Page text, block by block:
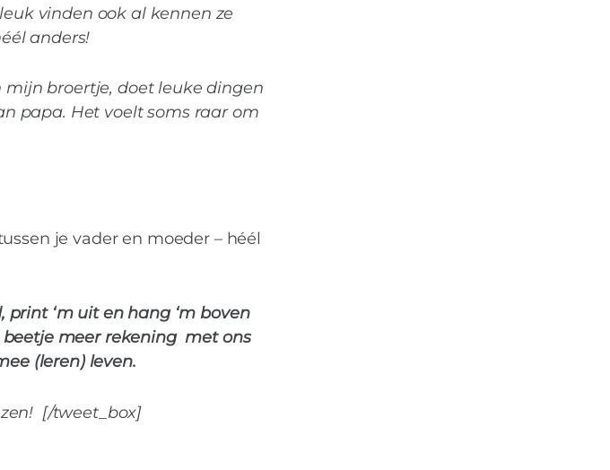
vinden ook al kennen ze
anders!
broertje, doet leuke dingen
papa. Het voelt soms raar om
je vader en moeder – héél
print ‘m uit en hang ‘m boven
beetje meer rekening met ons
(leren) leven.
[/tweet_box]